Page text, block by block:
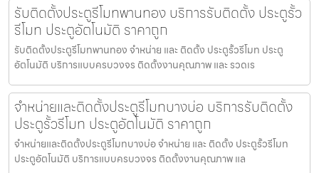
รับติดตั้งประตูรีโมทพานทอง บริการรับติดตั้ง ประตูรั้ว
รีโมท ประตูอัตโนมัติ ราคาถูก
รับติดตั้งประตูรีโมทพานทอง จำหน่าย และ ติดตั้ง ประตูรั้วรีโมท ประตู
อัตโนมัติ บริการแบบครบวงจร ติดตั้งงานคุณภาพ และ รวดเร
จำหน่ายและติดตั้งประตูรีโมทบางบ่อ บริการรับติดตั้ง
ประตูรั้วรีโมท ประตูอัตโนมัติ ราคาถูก
จำหน่ายและติดตั้งประตูรีโมทบางบ่อ จำหน่าย และ ติดตั้ง ประตูรั้วรีโมท
ประตูอัตโนมัติ บริการแบบครบวงจร ติดตั้งงานคุณภาพ แล